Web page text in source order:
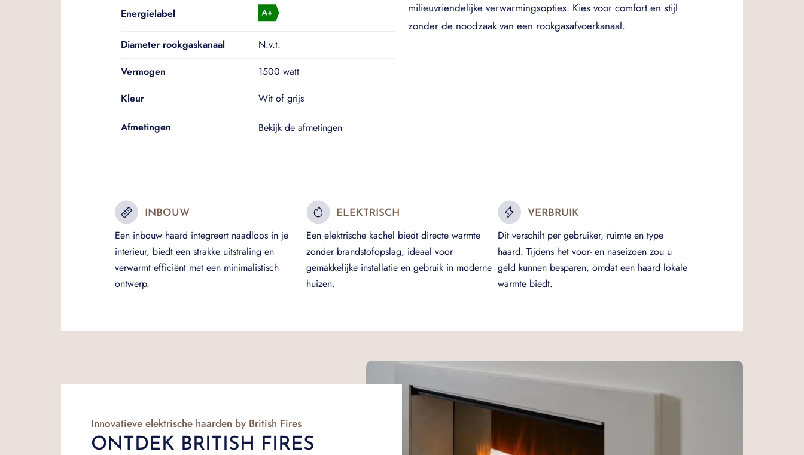
Energielabel
Diameter rookgaskanaal
N.v.t.
Vermogen
1500 watt
Kleur
Wit of grijs
Afmetingen Bekijk de afmetingen
milieuvriendelijke verwarmingsopties. Kies voor comfort en stijl
zonder de noodzaak van een rookgasafvoerkanaal.
INBOUW
Een inbouw haard integreert naadloos in je
interieur, biedt een strakke uitstraling en
verwarmt efficiënt met een minimalistisch
ontwerp.
ELEKTRISCH
Een elektrische kachel biedt directe warmte
zonder brandstofopslag, ideaal voor
gemakkelijke installatie en gebruik in moderne
huizen.
VERBRUIK
Dit verschilt per gebruiker, ruimte en type
haard. Tijdens het voor- en naseizoen zou u
geld kunnen besparen, omdat een haard lokale
warmte biedt.
Innovatieve elektrische haarden by British Fires
ONTDEK BRITISH FIRES